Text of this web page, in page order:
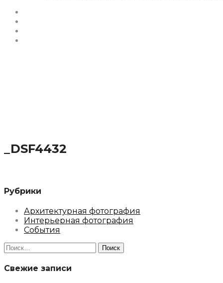
_DSF4432
Рубрики
Архитектурная фотография
Интерьерная фотография
События
Найти:
Свежие записи